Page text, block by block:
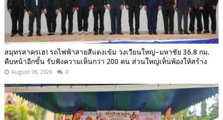
สมุทรสาครเฮ! รถไฟฟ้าสายสีแดงเข้ม วงเวียนใหญ่–มหาชัย 36.8 กม.
คืบหน้าอีกขั้น รับฟังความเห็นกว่า 200 คน ส่วนใหญ่เห็นพ้องให้สร้าง
August 06, 2026 0